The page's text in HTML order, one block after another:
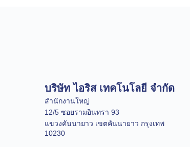
บริษัท ไอริส เทคโนโลยี จำกัด
สำนักงานใหญ่
12/5 ซอยรามอินทรา 93
แขวงคันนายาว เขตคันนายาว กรุงเทพ
10230